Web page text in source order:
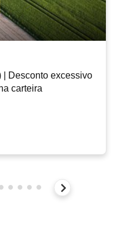
| Desconto excessivo
carteira